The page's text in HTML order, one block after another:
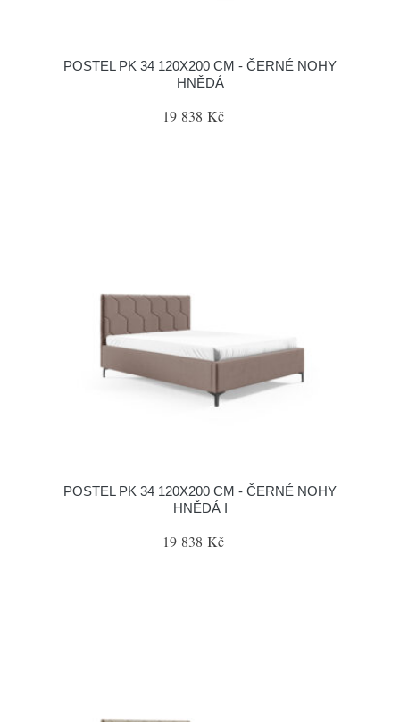
POSTEL PK 34 120X200 CM - ČERNÉ NOHY
HNĚDÁ
19 838 Kč
POSTEL PK 34 120X200 CM - ČERNÉ NOHY
HNĚDÁ I
19 838 Kč